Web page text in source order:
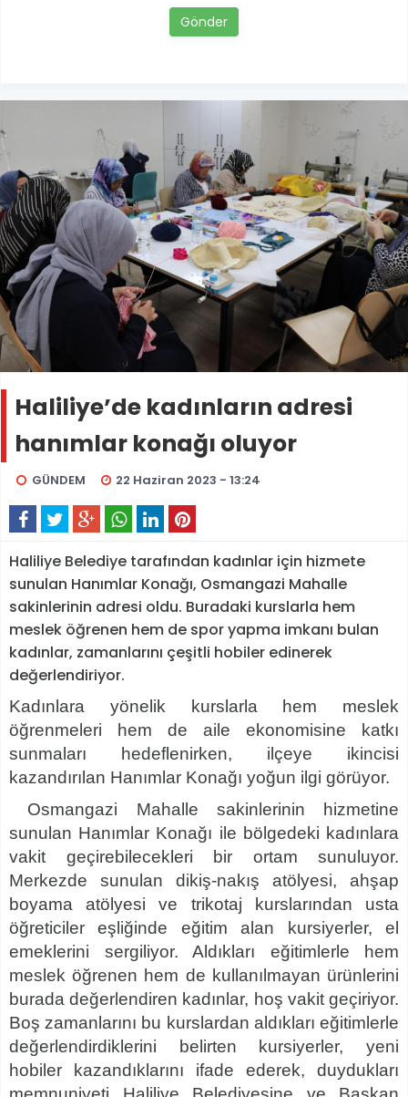
Gönder
Haliliye’de kadınların adresi
hanımlar konağı oluyor
GÜNDEM 22 Haziran 2023 - 13:24
Haliliye Belediye tarafından kadınlar için hizmete
sunulan Hanımlar Konağı, Osmangazi Mahalle
sakinlerinin adresi oldu. Buradaki kurslarla hem
meslek öğrenen hem de spor yapma imkanı bulan
kadınlar, zamanlarını çeşitli hobiler edinerek
değerlendiriyor.
Kadınlara yönelik kurslarla hem meslek
öğrenmeleri hem de aile ekonomisine katkı
sunmaları hedeflenirken, ilçeye ikincisi
kazandırılan Hanımlar Konağı yoğun ilgi görüyor.
Osmangazi Mahalle sakinlerinin hizmetine
sunulan Hanımlar Konağı ile bölgedeki kadınlara
vakit geçirebilecekleri bir ortam sunuluyor.
Merkezde sunulan dikiş-nakış atölyesi, ahşap
boyama atölyesi ve trikotaj kurslarından usta
öğreticiler eşliğinde eğitim alan kursiyerler, el
emeklerini sergiliyor. Aldıkları eğitimlerle hem
meslek öğrenen hem de kullanılmayan ürünlerini
burada değerlendiren kadınlar, hoş vakit geçiriyor.
Boş zamanlarını bu kurslardan aldıkları eğitimlerle
değerlendirdiklerini belirten kursiyerler, yeni
hobiler kazandıklarını ifade ederek, duydukları